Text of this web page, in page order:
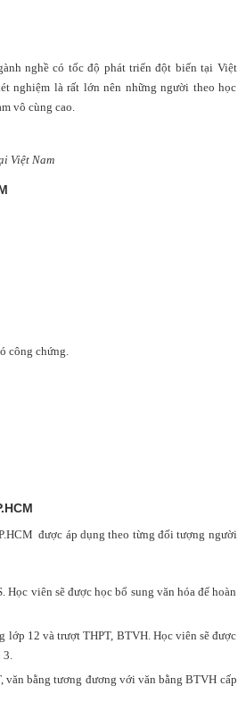
nghề có tốc độ phát triển đột biến tại Việt
nghiệm là rất lớn nên những người theo học
vô cùng cao.
Việt Nam
công chứng.
được áp dụng theo từng đối tượng người
viên sẽ được học bổ sung văn hóa để hoàn
12 và trượt THPT, BTVH. Học viên sẽ được
3.
bằng tương đương với văn bằng BTVH cấp